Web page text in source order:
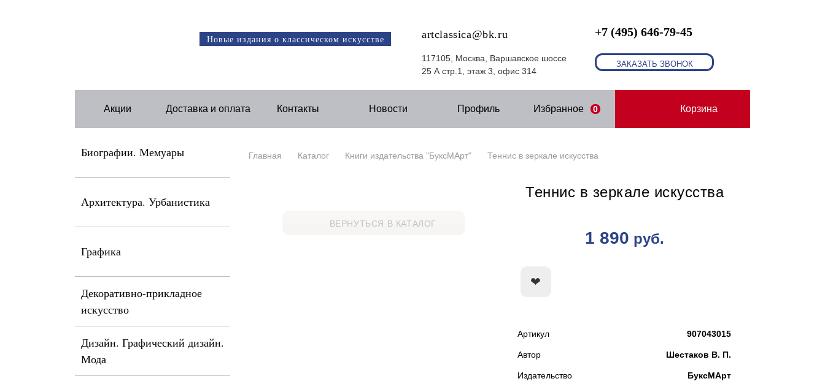
Новые издания о классическом искусстве artclassica@bk.ru
117105, Москва, Варшавское шоссе
25 А стр.1, этаж 3, офис 314
+7 (495) 646-79-45
ЗАКАЗАТЬ ЗВОНОК
Акции Доставка и оплата Контакты Новости Профиль Избранное 0 Корзина
Биографии. Мемуары
Архитектура. Урбанистика
Графика
Декоративно-прикладное
искусство
Дизайн. Графический дизайн.
Мода
Главная Каталог Книги издательства "БуксМАрт" Теннис в зеркале искусства
ВЕРНУТЬСЯ В КАТАЛОГ
Теннис в зеркале искусства
1 890 руб.
Артикул 907043015
Автор Шестаков В. П.
Издательство БуксМАрт